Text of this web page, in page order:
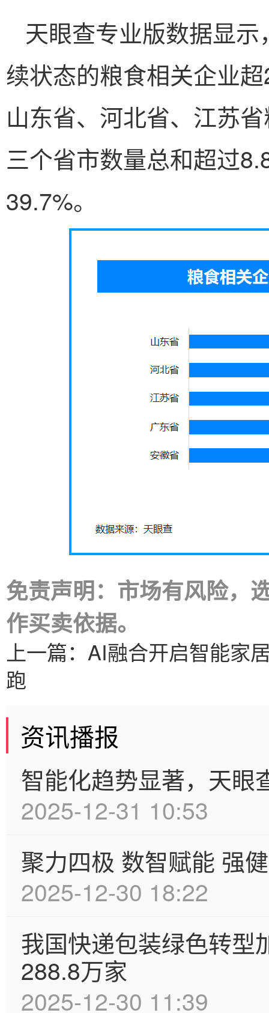
天眼查专业版数据显
续状态的粮食相关企业
山东省、河北省、江苏
三个省市数量总和超过
39.7%。
免责声明：市场有风险，
作买卖依据。
上一篇： AI融合开启智能家
跑
资讯播报
智能化趋势显著，天眼
2025-12-31 10:53
聚力四极 数智赋能 强
2025-12-30 18:22
我国快递包装绿色转型
288.8万家
2025-12-30 11:39